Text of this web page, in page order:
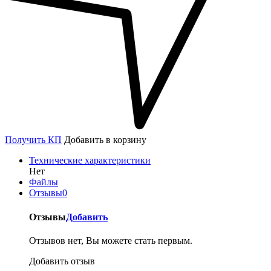
Получить КП Добавить в корзину
Технические характеристики
Нет
Файлы
Отзывы0
ОтзывыДобавить
Отзывов нет, Вы можете стать первым.
Добавить отзыв